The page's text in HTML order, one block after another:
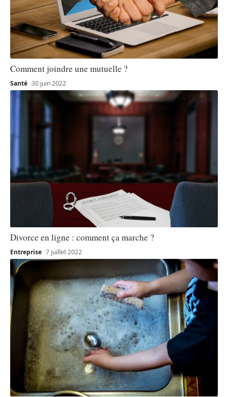
Comment joindre une mutuelle ?
Santé 30 juin 2022
Divorce en ligne : comment ça marche ?
Entreprise 7 juillet 2022